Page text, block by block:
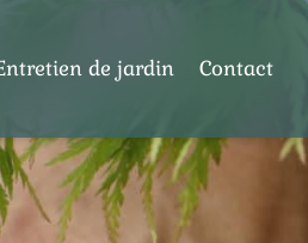
de jardin Contact